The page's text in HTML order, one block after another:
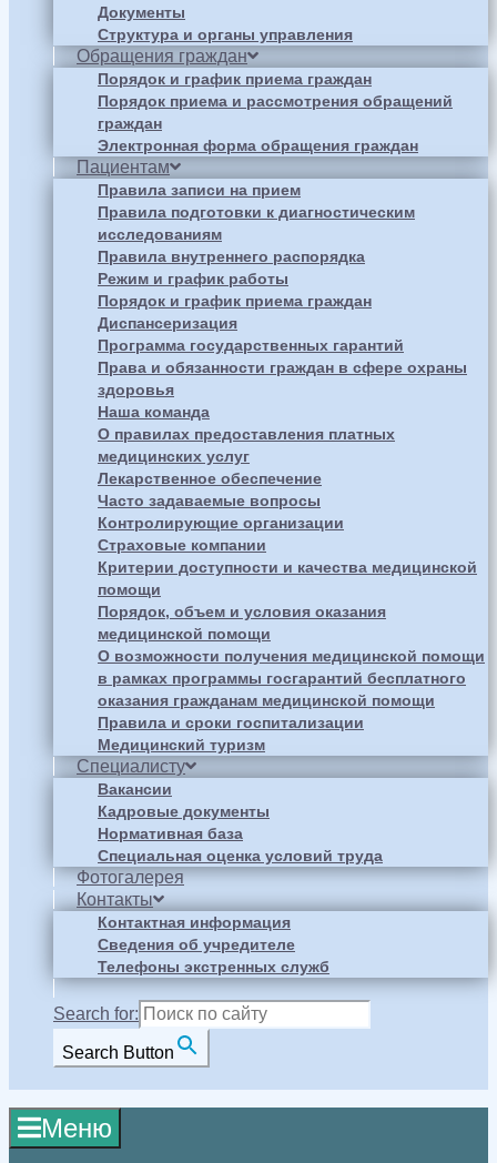
Документы
Структура и органы управления
Обращения граждан
Порядок и график приема граждан
Порядок приема и рассмотрения обращений
граждан
Электронная форма обращения граждан
Пациентам
Правила записи на прием
Правила подготовки к диагностическим
исследованиям
Правила внутреннего распорядка
Режим и график работы
Порядок и график приема граждан
Диспансеризация
Программа государственных гарантий
Права и обязанности граждан в сфере охраны
здоровья
Наша команда
О правилах предоставления платных
медицинских услуг
Лекарственное обеспечение
Часто задаваемые вопросы
Контролирующие организации
Страховые компании
Критерии доступности и качества медицинской
помощи
Порядок, объем и условия оказания
медицинской помощи
О возможности получения медицинской помощи
в рамках программы госгарантий бесплатного
оказания гражданам медицинской помощи
Правила и сроки госпитализации
Медицинский туризм
Специалисту
Вакансии
Кадровые документы
Нормативная база
Специальная оценка условий труда
Фотогалерея
Контакты
Контактная информация
Сведения об учредителе
Телефоны экстренных служб
Search for:
Search Button
Меню